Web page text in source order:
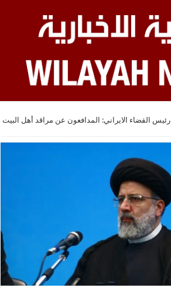
رئيس القضاء الايراني: المدافعون عن مراقد أهل البيت